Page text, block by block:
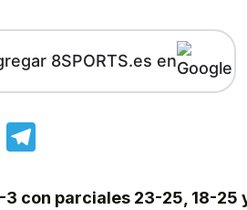
8SPORTS.es en
LinkedIn
con parciales 23-25, 18-25